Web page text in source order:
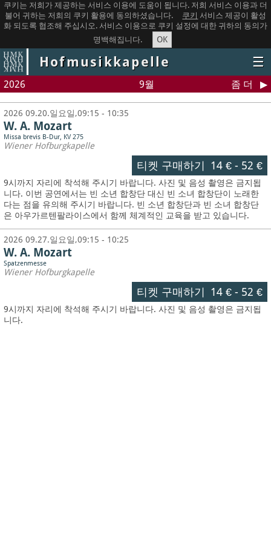
쿠키는 저희가 제공하는 서비스 이용에 도움이 됩니다. 저희 서비스 이용과 더
불어 귀하는 저희의 쿠키 활용에 동의하셨습니다.
쿠키 서비스 제공이 활성
화 되도록 협조해 주십시오. 서비스 이용으로 쿠키 설정에 대한 귀하의 동의가
명백해집니다.
OK
Hofmusikkapelle ☰
2026 9월 좀 더
2026 09.20.일요일,09:15 - 10:35
W. A. Mozart
Missa brevis B-Dur, KV 275
Wiener Hofburgkapelle
티켓 구매하기 14 €- 52 €
9시까지 자리에 착석해 주시기 바랍니다. 사진 및 음성 촬영은 금지됩
니다. 이번 공연에서는 빈 소년 합창단 대신 빈 소녀 합창단이 노래한
다는 점을 유의해 주시기 바랍니다. 빈 소년 합창단과 빈 소녀 합창단
은 아우가르텐팔라이스에서 함께 체계적인 교육을 받고 있습니다.
2026 09.27.일요일,09:15 - 10:25
W. A. Mozart
Spatzenmesse
Wiener Hofburgkapelle
티켓 구매하기 14 €- 52 €
9시까지 자리에 착석해 주시기 바랍니다. 사진 및 음성 촬영은 금지됩
니다.